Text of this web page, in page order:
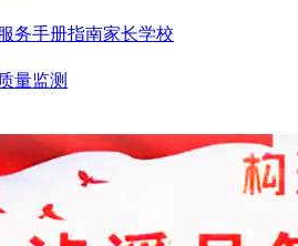
服务手册指南家长学校
质量监测